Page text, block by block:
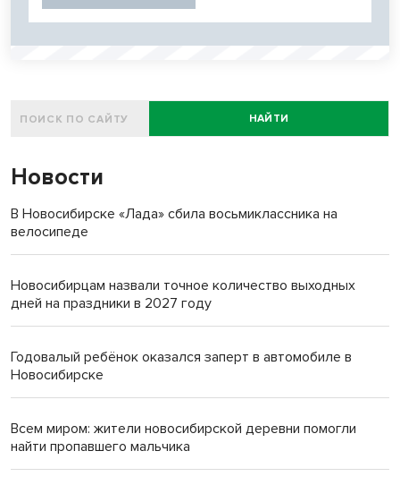
НАЙТИ
Новости
В Новосибирске «Лада» сбила восьмиклассника на
велосипеде
Новосибирцам назвали точное количество выходных
дней на праздники в 2027 году
Годовалый ребёнок оказался заперт в автомобиле в
Новосибирске
Всем миром: жители новосибирской деревни помогли
найти пропавшего мальчика